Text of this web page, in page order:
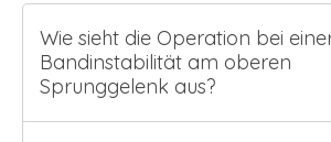
Wie sieht die Operation bei
Bandinstabilität am oberen
Sprunggelenk aus?